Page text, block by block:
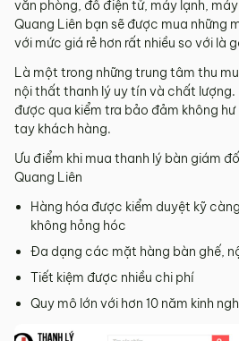
văn phòng, đồ điện tử, máy lạnh,
Quang Liên bạn sẽ được mua những
với mức giá rẻ hơn rất nhiều so với là
Là một trong những trung tâm thu
nội thất thanh lý uy tín và chất lượng.
được qua kiểm tra bảo đảm không
tay khách hàng.
Ưu điểm khi mua thanh lý bàn giám
Quang Liên
Hàng hóa được kiểm duyệt kỹ
không hỏng hóc
Đa dạng các mặt hàng bàn ghế,
Tiết kiệm được nhiều chi phí
Quy mô lớn với hơn 10 năm kinh